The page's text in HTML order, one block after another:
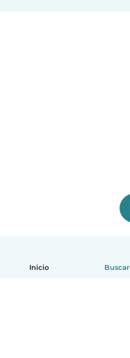
Inicio Buscar